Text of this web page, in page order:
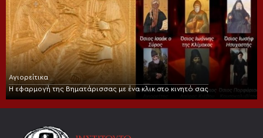
Αγιορείτικα
Η εφαρμογή της Βηματάρισσας με ένα κλικ στο κινητό σας